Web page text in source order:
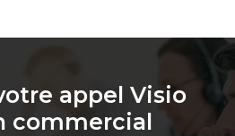
appel Visio
commercial